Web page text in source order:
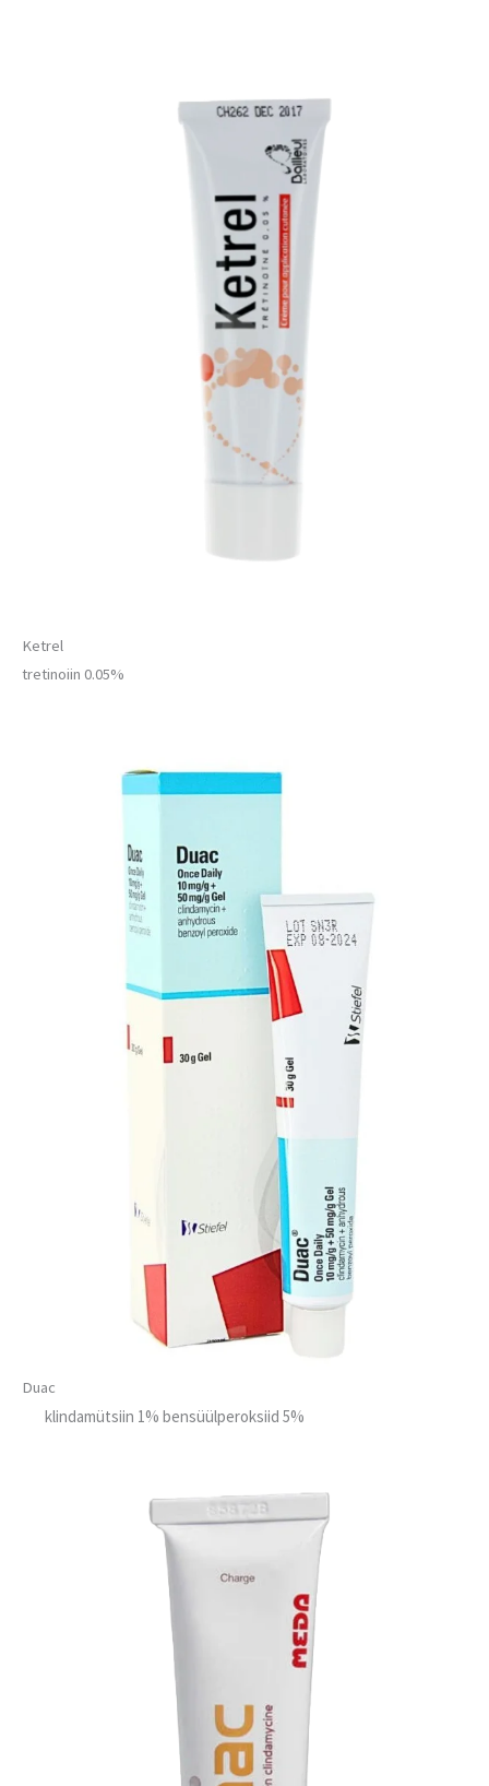
Ketrel
tretinoiin 0.05%
Duac
klindamütsiin 1% bensüülperoksiid 5%